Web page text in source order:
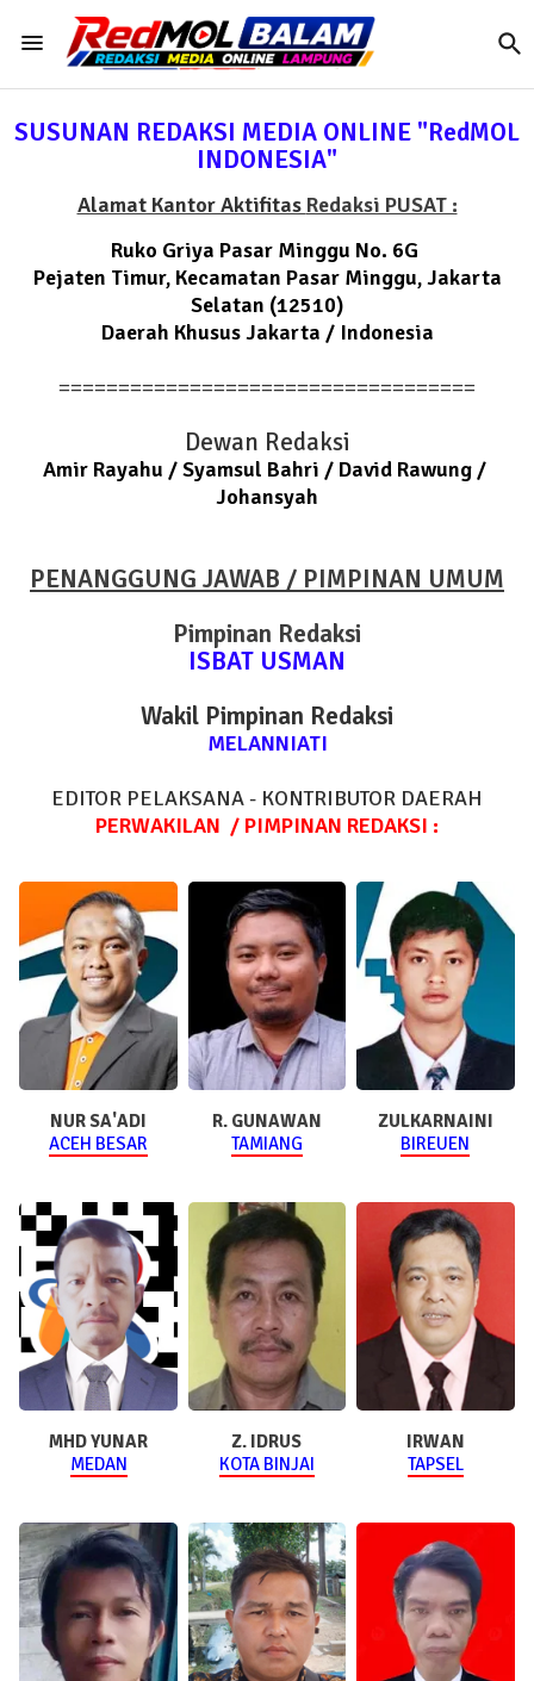
SUSUNAN REDAKSI MEDIA ONLINE "RedMOL
INDONESIA"
Alamat Kantor Aktifitas Redaksi PUSAT :
Ruko Griya Pasar Minggu No. 6G
Pejaten Timur, Kecamatan Pasar Minggu, Jakarta
Selatan (12510)
Daerah Khusus Jakarta / Indonesia
===================================
Dewan Redaksi
Amir Rayahu / Syamsul Bahri / David Rawung /
Johansyah
PENANGGUNG JAWAB / PIMPINAN UMUM
Pimpinan Redaksi
ISBAT USMAN
Wakil Pimpinan Redaksi
MELANNIATI
EDITOR PELAKSANA - KONTRIBUTOR DAERAH
PERWAKILAN / PIMPINAN REDAKSI :
NUR SA'ADI
ACEH BESAR
R. GUNAWAN
TAMIANG
ZULKARNAINI
BIREUEN
MHD YUNAR
MEDAN
Z. IDRUS
KOTA BINJAI
IRWAN
TAPSEL